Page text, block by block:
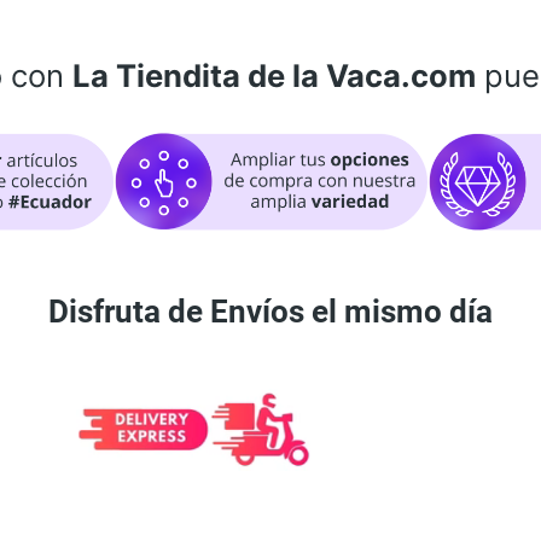
con La Tiendita de la Vaca.com
Disfruta de Envíos el mismo día